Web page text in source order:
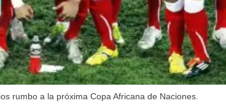
rumbo a la próxima Copa Africana de Naciones.